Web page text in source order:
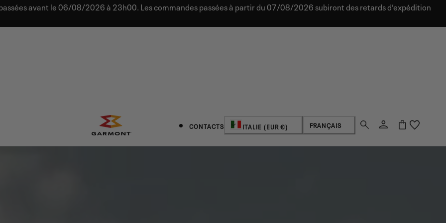
avant le 06/08/2026 à 23h00. Les commandes passées à partir du 07/08/2026 subiront des retards d’expédition
CONTACTS Pays/région
ITALIE (EUR €) Langue
FRANÇAIS
connecter
Panier